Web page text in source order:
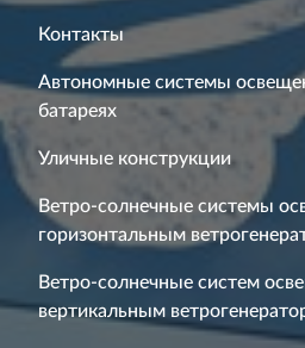
Контакты
Автономные системы
батареях
Уличные конструкции
Ветро-солнечные системы
горизонтальным
Ветро-солнечные систем
вертикальным